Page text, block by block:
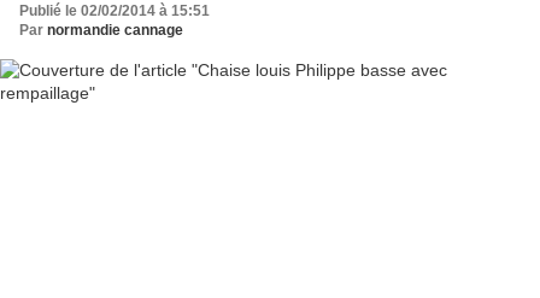
Publié le 02/02/2014 à 15:51
Par normandie cannage